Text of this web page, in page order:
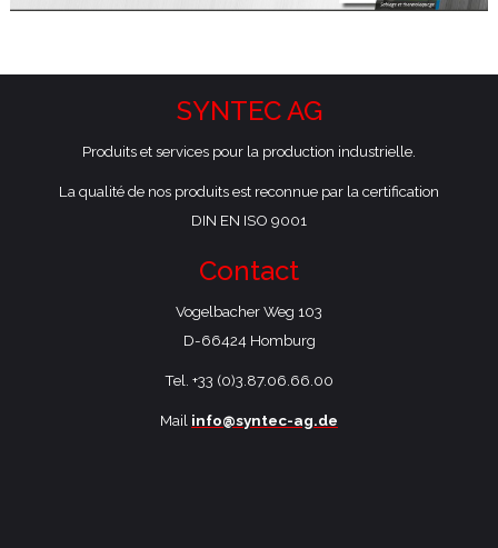
SYNTEC AG
Produits et services pour la production industrielle.
La qualité de nos produits est reconnue par la certification
DIN EN ISO 9001
Contact
Vogelbacher Weg 103
​D-66424 Homburg
Tel. +33 (0)3.87.06.66.00
Mail info@syntec-ag.de